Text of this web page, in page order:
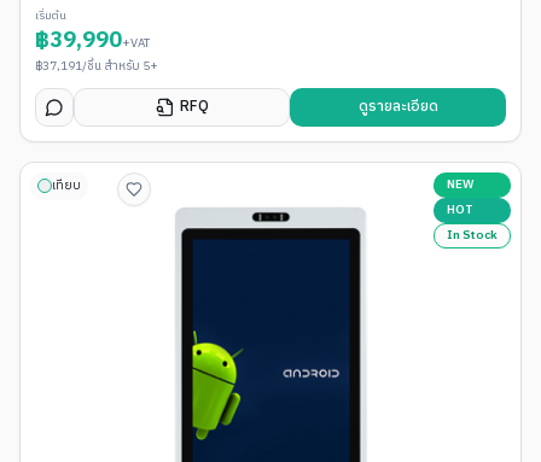
เริ่มต้น
฿39,990+VAT
฿37,191/ชิ้น สำหรับ 5+
RFQ ดูรายละเอียด
เทียบ
NEW
HOT
In Stock